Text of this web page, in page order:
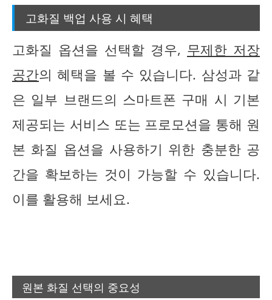
고화질 백업 사용 시 혜택
고화질 옵션을 선택할 경우, 무제한 저장
공간의 혜택을 볼 수 있습니다. 삼성과 같
은 일부 브랜드의 스마트폰 구매 시 기본
제공되는 서비스 또는 프로모션을 통해 원
본 화질 옵션을 사용하기 위한 충분한 공
간을 확보하는 것이 가능할 수 있습니다.
이를 활용해 보세요.
원본 화질 선택의 중요성